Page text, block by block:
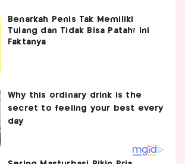
Benarkah Penis Tak Memiliki
Tulang dan Tidak Bisa Patah? Ini
Faktanya